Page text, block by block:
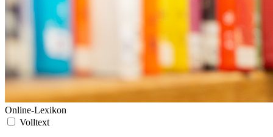
Online-Lexikon
Volltext